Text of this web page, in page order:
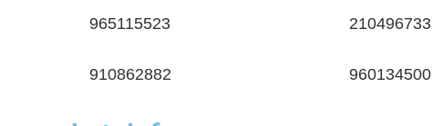
965115523 210496733
910862882 960134500